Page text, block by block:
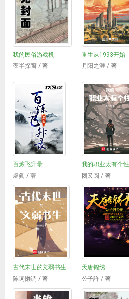
我的民俗游戏机
夜半探窗 / 著
重生从1993开始
月阳之涯 / 著
百炼飞升录
虚眞 / 著
我的职业太有个性
团又圆 / 著
古代末世的文弱书生
陈词懒调 / 著
天唐锦绣
公子許 / 著